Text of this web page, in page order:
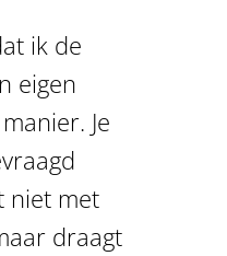
ik de
eigen
Je
niet met
draagt